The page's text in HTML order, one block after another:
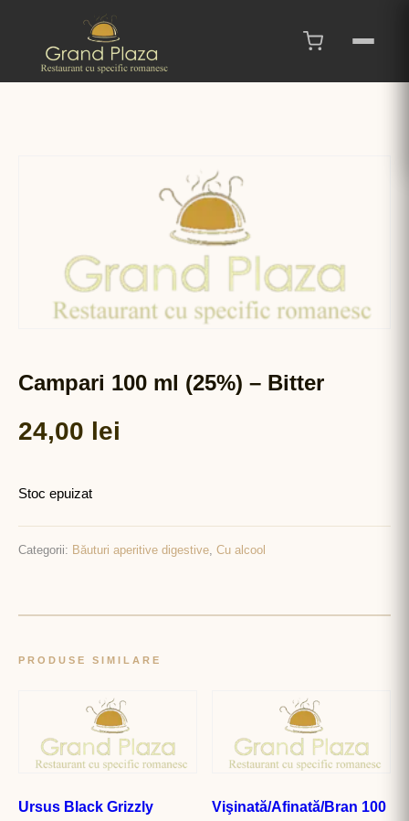
Campari 100 ml (25%) – Bitter
24,00 lei
Stoc epuizat
Categorii: Băuturi aperitive digestive Cu alcool
PRODUSE SIMILARE
Ursus Black Grizzly
Vişinată/Afinată/Bran 100